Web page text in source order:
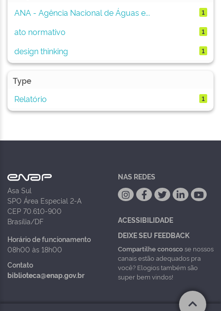
ANA - Agência Nacional de Águas e...
1
ato normativo 1
design thinking 1
Type
Relatório
1
Asa Sul
SPO Área Especial 2-A
CEP 70.610-900
Brasília/DF
Horário de funcionamento
08h00 às 18h00
Contato
biblioteca@enap.gov.br
NAS REDES
ACESSIBILIDADE
DEIXE SEU FEEDBACK
Compartilhe conoscose nossos
canais estão adequados pra
você? Elogios também são
super bem vindos!